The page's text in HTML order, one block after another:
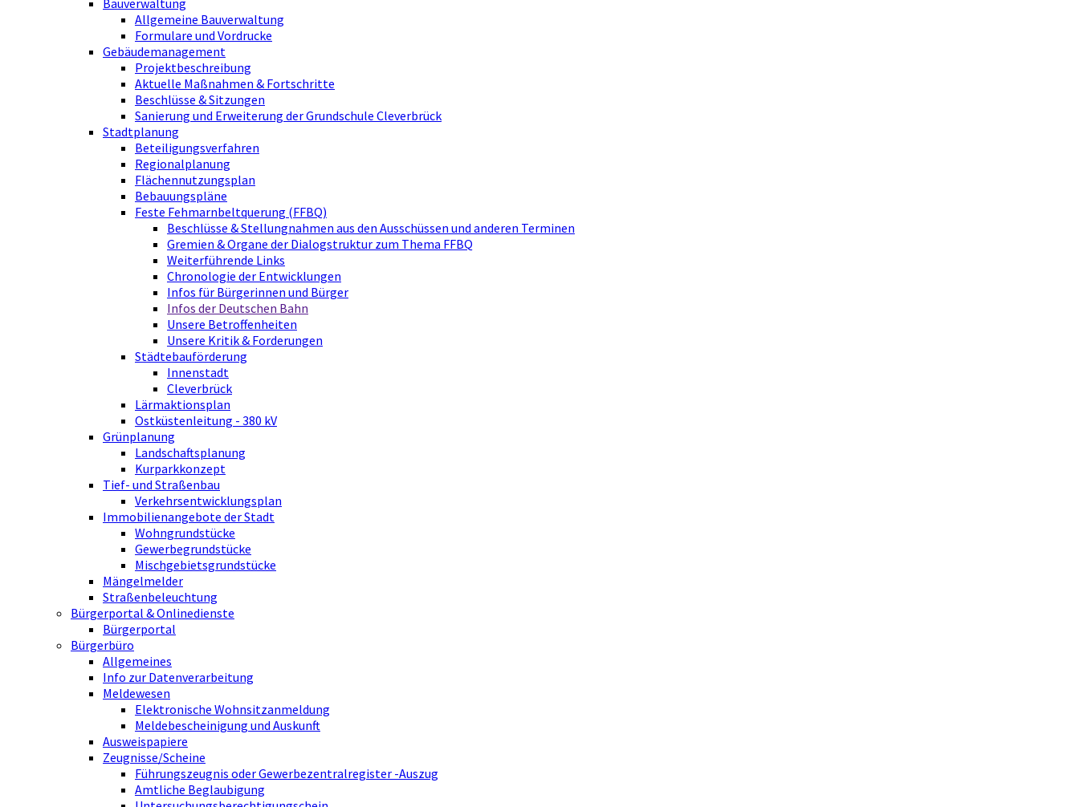
Allgemeine Bauverwaltung
Formulare und Vordrucke
Gebäudemanagement
Projektbeschreibung
Aktuelle Maßnahmen & Fortschritte
Beschlüsse & Sitzungen
Sanierung und Erweiterung der Grundschule Cleverbrück
Stadtplanung
Beteiligungsverfahren
Regionalplanung
Flächennutzungsplan
Bebauungspläne
Feste Fehmarnbeltquerung (FFBQ)
Beschlüsse & Stellungnahmen aus den Ausschüssen und anderen Terminen
Gremien & Organe der Dialogstruktur zum Thema FFBQ
Weiterführende Links
Chronologie der Entwicklungen
Infos für Bürgerinnen und Bürger
Infos der Deutschen Bahn
Unsere Betroffenheiten
Unsere Kritik & Forderungen
Städtebauförderung
Innenstadt
Cleverbrück
Lärmaktionsplan
Ostküstenleitung - 380 kV
Grünplanung
Landschaftsplanung
Kurparkkonzept
Tief- und Straßenbau
Verkehrsentwicklungsplan
Immobilienangebote der Stadt
Wohngrundstücke
Gewerbegrundstücke
Mischgebietsgrundstücke
Mängelmelder
Straßenbeleuchtung
Bürgerportal & Onlinedienste
Bürgerportal
Bürgerbüro
Allgemeines
Info zur Datenverarbeitung
Meldewesen
Elektronische Wohnsitzanmeldung
Meldebescheinigung und Auskunft
Ausweispapiere
Zeugnisse/Scheine
Führungszeugnis oder Gewerbezentralregister -Auszug
Amtliche Beglaubigung